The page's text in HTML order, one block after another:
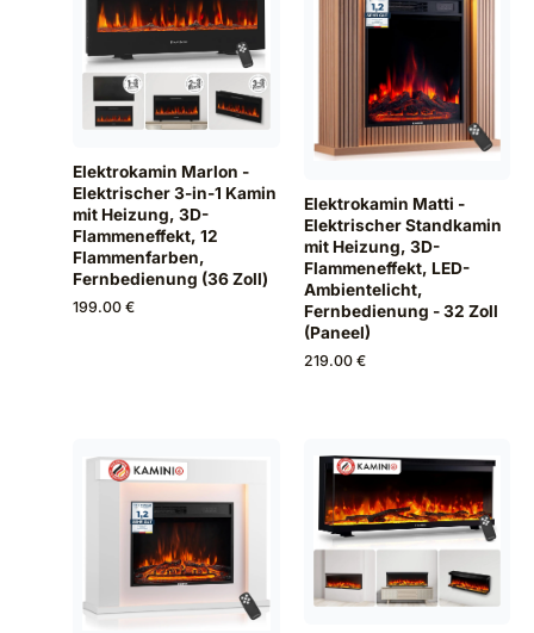
Elektrokamin Marlon -
Elektrischer 3-in-1 Kamin
mit Heizung, 3D-
Flammeneffekt, 12
Flammenfarben,
Fernbedienung (36 Zoll)
199.00 €
Elektrokamin Matti -
Elektrischer Standkamin
mit Heizung, 3D-
Flammeneffekt, LED-
Ambientelicht,
Fernbedienung - 32 Zoll
(Paneel)
219.00 €